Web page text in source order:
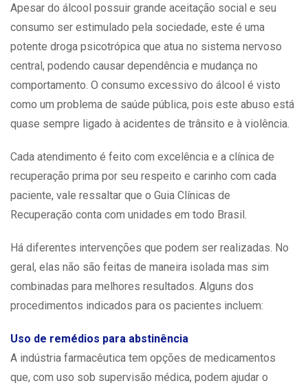
Apesar do álcool possuir grande aceitação social e seu
consumo ser estimulado pela sociedade, este é uma
potente droga psicotrópica que atua no sistema nervoso
central, podendo causar dependência e mudança no
comportamento. O consumo excessivo do álcool é visto
como um problema de saúde pública, pois este abuso está
quase sempre ligado à acidentes de trânsito e à violência.
Cada atendimento é feito com excelência e a clínica de
recuperação prima por seu respeito e carinho com cada
paciente, vale ressaltar que o Guia Clínicas de
Recuperação conta com unidades em todo Brasil.
Há diferentes intervenções que podem ser realizadas. No
geral, elas não são feitas de maneira isolada mas sim
combinadas para melhores resultados. Alguns dos
procedimentos indicados para os pacientes incluem:
Uso de remédios para abstinência
A indústria farmacêutica tem opções de medicamentos
que, com uso sob supervisão médica, podem ajudar o